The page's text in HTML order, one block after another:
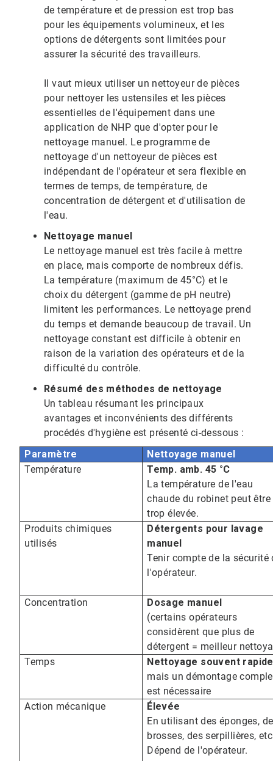
de température et de pression est trop bas
pour les équipements volumineux, et les
options de détergents sont limitées pour
assurer la sécurité des travailleurs.
Il vaut mieux utiliser un nettoyeur de pièces
pour nettoyer les ustensiles et les pièces
essentielles de l'équipement dans une
application de NHP que d'opter pour le
nettoyage manuel. Le programme de
nettoyage d'un nettoyeur de pièces est
indépendant de l'opérateur et sera flexible en
termes de temps, de température, de
concentration de détergent et d'utilisation de
l'eau.
Nettoyage manuel
Le nettoyage manuel est très facile à mettre
en place, mais comporte de nombreux défis.
La température (maximum de 45°C) et le
choix du détergent (gamme de pH neutre)
limitent les performances. Le nettoyage prend
du temps et demande beaucoup de travail. Un
nettoyage constant est difficile à obtenir en
raison de la variation des opérateurs et de la
difficulté du contrôle.
Résumé des méthodes de nettoyage
Un tableau résumant les principaux
avantages et inconvénients des différents
procédés d'hygiène est présenté ci-dessous :
Paramètre
Nettoyage manuel
Température
Temp. amb. 45 °C
La température de l'eau
chaude du robinet peut être
trop élevée.
Produits chimiques
utilisés
Détergents pour lavage
manuel
Tenir compte de la sécurité
l'opérateur.
Concentration
Dosage manuel
(certains opérateurs
considèrent que plus de
détergent = meilleur
Temps
Nettoyage souvent rapide
mais un démontage
est nécessaire
Action mécanique
Élevée
En utilisant des éponges,
brosses, des serpillières,
Dépend de l'opérateur.